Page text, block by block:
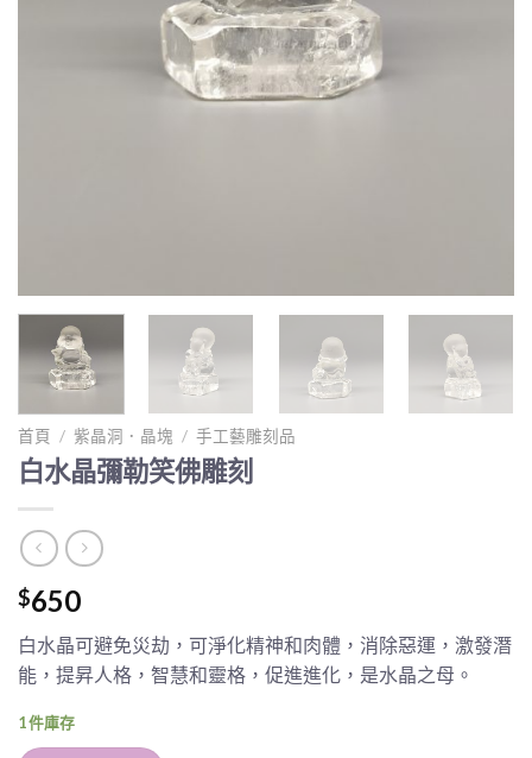
首頁 / 紫晶洞．晶塊 / 手工藝雕刻品
白水晶彌勒笑佛雕刻
$650
白水晶可避免災劫，可淨化精神和肉體，消除惡運，激發潛
能，提昇人格，智慧和靈格，促進進化，是水晶之母。
1 件庫存